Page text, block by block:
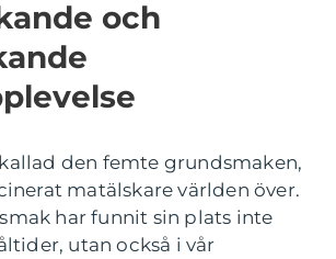
och
den femte grundsmaken,
matälskare världen över.
har funnit sin plats inte
utan också i vår